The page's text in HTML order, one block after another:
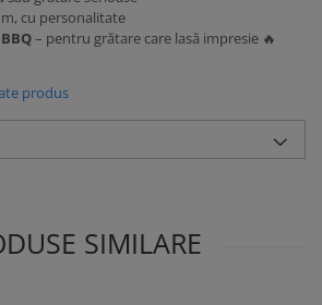
cu personalitate
– pentru grătare care lasă impresie 🔥
produs
SIMILARE